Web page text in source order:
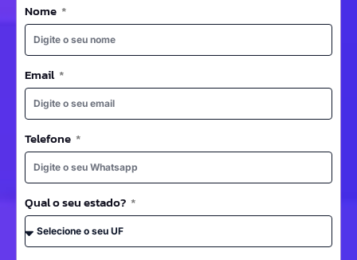
Nome
Email
Telefone
Qual o seu estado?